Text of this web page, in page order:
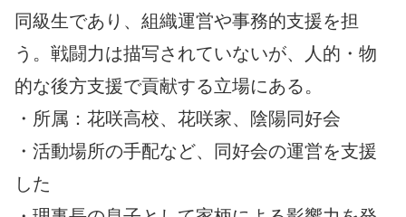
同級生であり、組織運営や事務的支援を担
う。戦闘力は描写されていないが、人的・物
的な後方支援で貢献する立場にある。
・所属：花咲高校、花咲家、陰陽同好会
・活動場所の手配など、同好会の運営を支援
した